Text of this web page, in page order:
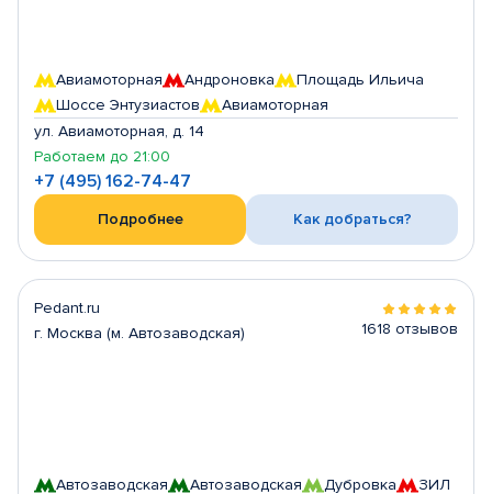
Авиамоторная Андроновка
Площадь Ильича
Шоссе Энтузиастов
Авиамоторная
ул. Авиамоторная, д. 14
Работаем до 21:00
+7 (495) 162-74-47
Подробнее Как добраться?
Pedant.ru
г. Москва (м. Автозаводская)
1618 отзывов
Автозаводская Автозаводская Дубровка
ЗИЛ